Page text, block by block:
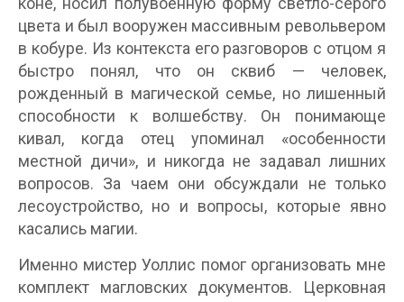
цвета и был вооружен массивным револьвером
в кобуре. Из контекста его разговоров с отцом я
быстро понял, что он сквиб — человек,
рожденный в магической семье, но лишенный
способности к волшебству. Он понимающе
кивал, когда отец упоминал «особенности
местной дичи», и никогда не задавал лишних
вопросов. За чаем они обсуждали не только
лесоустройство, но и вопросы, которые явно
касались магии.
Именно мистер Уоллис помог организовать мне
комплект магловских документов. Церковная